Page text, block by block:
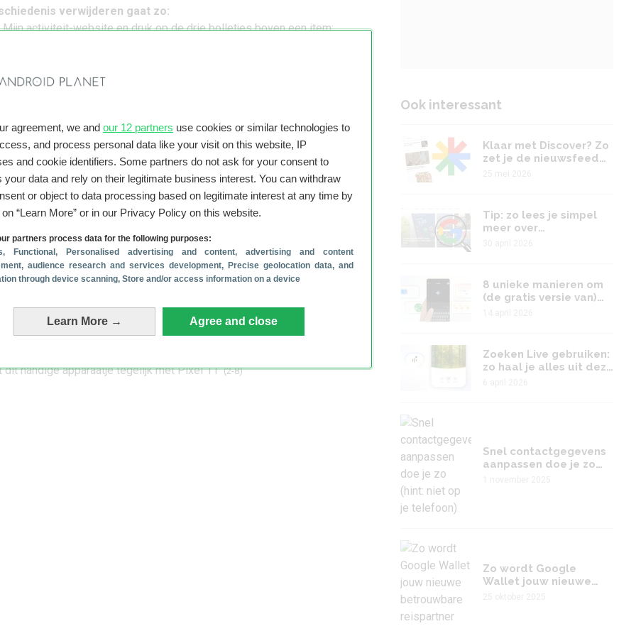
agreement, we and our 12 partners use cookies or similar technologies to
and process personal data like your visit on this website, IP
and cookie identifiers. Some partners do not ask for your consent to
your data and rely on their legitimate business interest. You can withdraw
or object to data processing based on legitimate interest at any time by
“Learn More” or in our Privacy Policy on this website.
partners process data for the following purposes:
, Functional , Personalised advertising and content, advertising and content
audience research and services development, Precise geolocation data, and
through device scanning, Store and/or access information on a device
Learn More → Agree and close
verwijderen gaat zo:
Mijn activiteit-websiteen druk op de drie bolletjes boven een item;
en bevestig je keuze;
in één keer schoonvegen? Tik dan in het menu linksboven
op basis van’ en kies bij ‘Verwijderen op basis van datum’ voor
van geen kwaad bewust
Google zegt dat er niks mis is met de manier van werken. ‘Google
om de gebruikerservaring te verbeteren. We houden
web- en app-activiteit en locatiediensten bij.’
diensten volgens de voorlichter altijd gemakkelijk
AP is deze verklaring misleidend, omdat er geen mogelijkheid is
die je locatie bijhouden in één keer uit te schakelen.
nieuws over Google
komt eraan, maar juist nú wordt Pixel 10 (Pro) interessant
nu de augustus-update
we al over de Google Pixel 11-serie (5-8)
Probeer deze 4 tips!
dit handige apparaatje tegelijk met Pixel 11’ (2-8)
Ook interessant
Klaar met Discover? Zo
zet je de nieuwsfeed
Tip: zo lees je simpel
meer over
8 unieke manieren om
(de gratis versie van)
Zoeken Live gebruiken:
zo haal je alles uit deze
Snel contactgegevens
aanpassen doe je zo
Zo wordt Google
Wallet jouw nieuwe